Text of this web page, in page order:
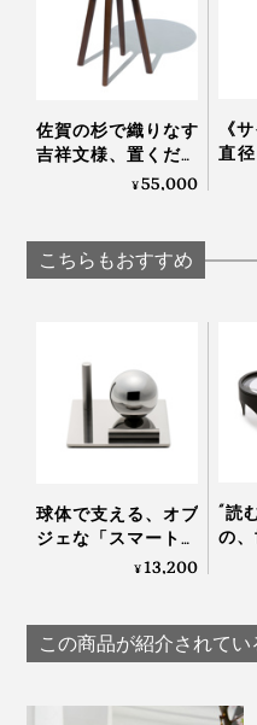
ースの内側にはフェルト
木材をえぐるように削
いるか、職人の腕の見せ
「glasses place」は、ミマツ工芸が
モチーフに、デザインされた
「自分たちのものづくり
好きなものに囲まれる喜
實松さんが、自身の気
日、仕事道具をしまう「
です。
佐賀の杉で織りなす
吉祥文様、置くだけ
で明るい部屋になる
¥55,000
《
直
ら
こちらもおすすめ
球体で支える、オブ
ジェな「スマートフ
ォンスタンド」｜
インプロジェクト
¥13,200
“読
の、
ー
ェク
この商品が紹介されてい